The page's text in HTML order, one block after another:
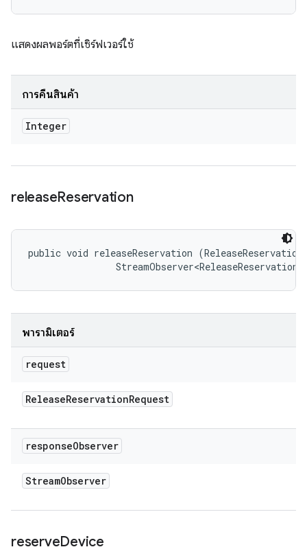
แสดงผลพอร์ตที่เซิร์ฟเวอร์ใช้
การคืนสินค้า
Integer
releaseReservation
public void releaseReservation
พารามิเตอร์
request
ReleaseReservationRequest
responseObserver
StreamObserver
reserveDevice